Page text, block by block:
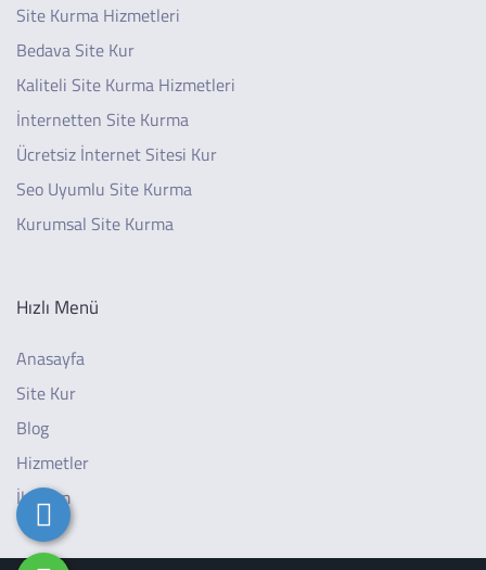
Site Kurma Hizmetleri
Bedava Site Kur
Kaliteli Site Kurma Hizmetleri
İnternetten Site Kurma
Ücretsiz İnternet Sitesi Kur
Seo Uyumlu Site Kurma
Kurumsal Site Kurma
Hızlı Menü
Anasayfa
Site Kur
Blog
Hizmetler
İletişim